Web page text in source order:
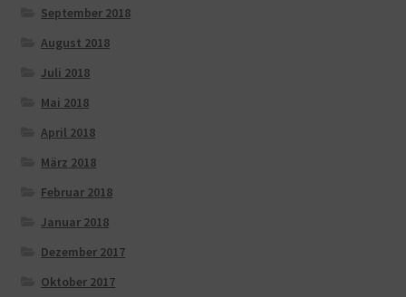
September 2018
August 2018
Juli 2018
Mai 2018
April 2018
März 2018
Februar 2018
Januar 2018
Dezember 2017
Oktober 2017